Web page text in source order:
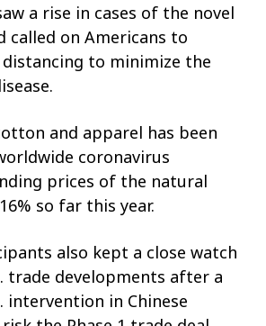
a rise in cases of the novel
called on Americans to
to minimize the
and apparel has been
coronavirus
prices of the natural
so far this year.
also kept a close watch
trade developments after a
intervention in Chinese